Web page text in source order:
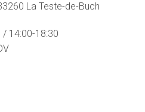
La Teste-de-Buch
/ 14:00-18:30